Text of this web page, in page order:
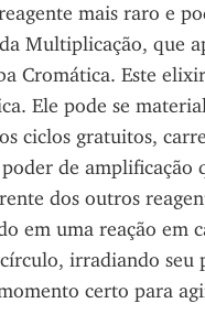
mais raro e
Multiplicação, que
Cromática. Este
Ele pode se
ciclos gratuitos,
de amplificação
dos outros
em uma reação em
irradiando seu
certo para